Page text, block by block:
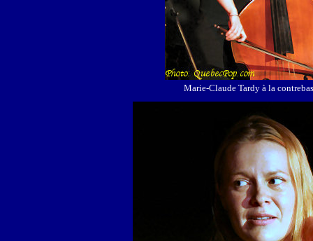
Marie-Claude Tardy à la